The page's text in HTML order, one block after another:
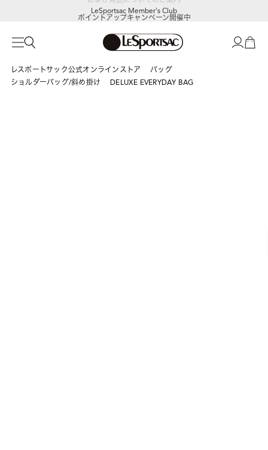
LeSportsac Member's Club
ポイントアップキャンペーン開催中
レスポートサック公式オンラインストア
バッグ
ショルダーバッグ/斜め掛け
DELUXE EVERYDAY BAG